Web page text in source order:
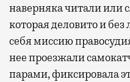
наверняка читали или
которая деловито и
себя миссию
нее проезжали
парами, фиксировала